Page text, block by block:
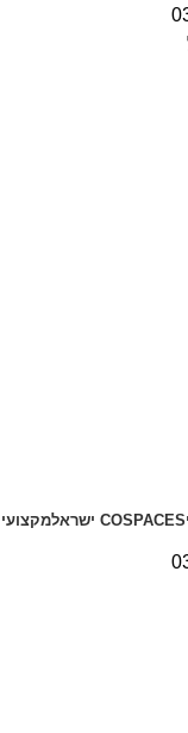
COSPACES ישראל
מקצועי